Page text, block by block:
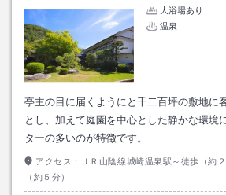
大浴場あり
温泉
亭主の目に届くようにと千二百坪の敷地に
とし、加えて庭園を中心とした静かな環境
ターの多いのが特徴です。
アクセス：
ＪＲ山陰線城崎温泉駅～徒歩（約
（約５分）